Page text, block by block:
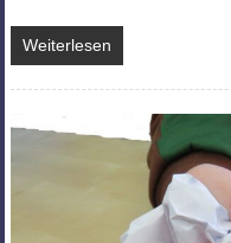
Weiterlesen